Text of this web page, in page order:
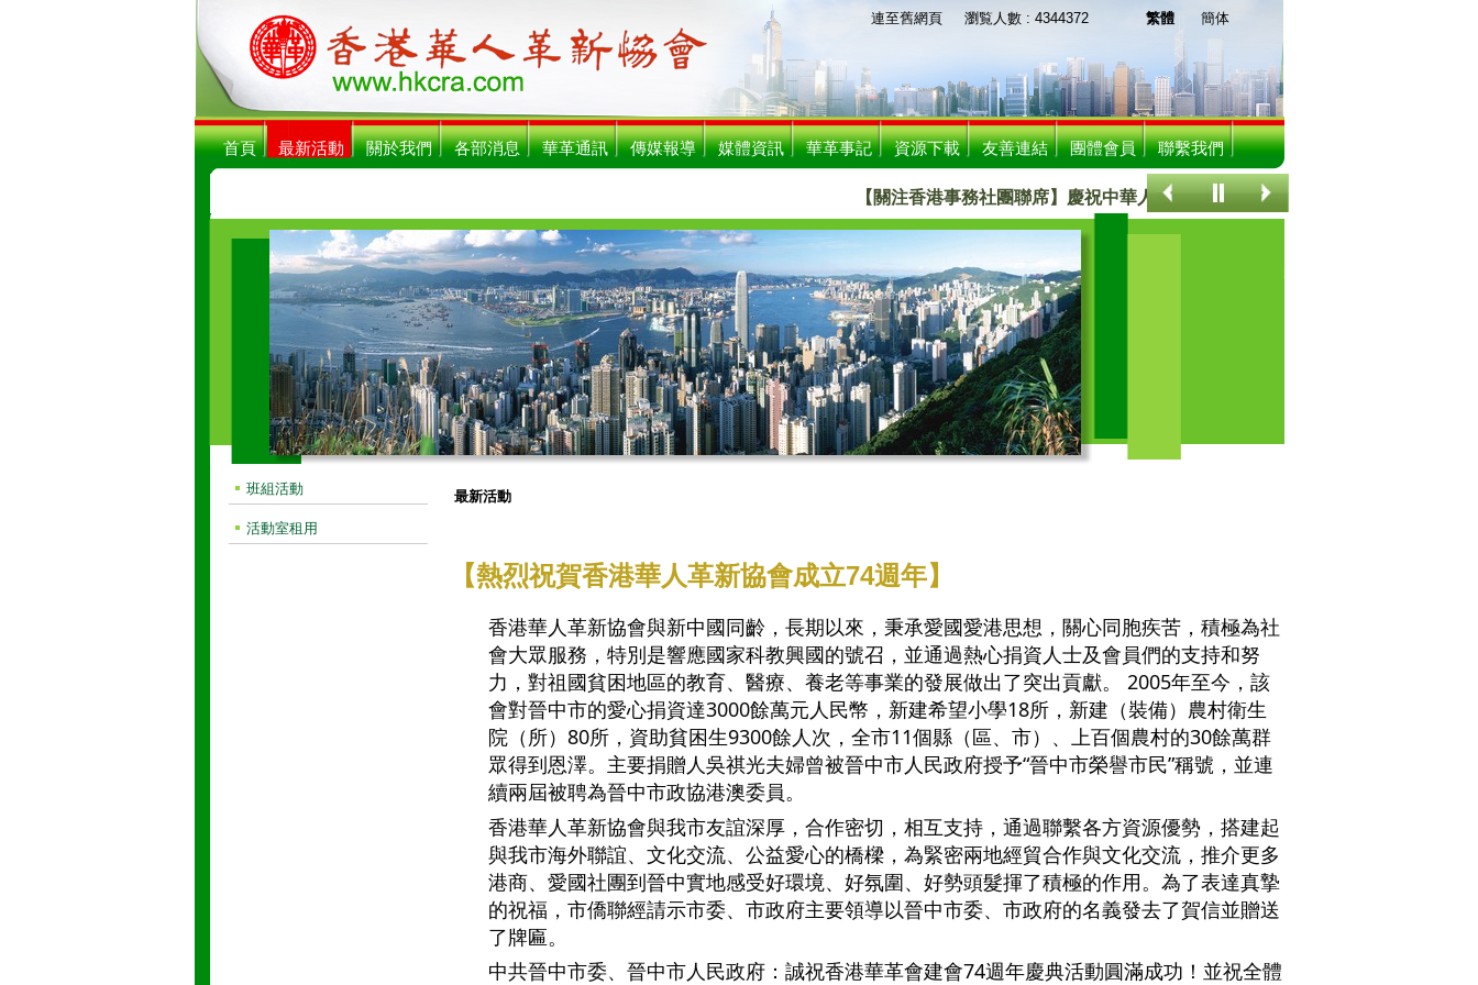
連至舊網頁瀏覧人數 : 4344372 繁體 簡体
首頁 最新活動 關於我們 各部消息 華革通訊 傳媒報導 媒體資訊 華革事記 資源下載 友善連結 團體會員 聯繫我們
【關注香港事務社團聯席】慶祝中華人民共和國成立75周年聯歡晚宴
班組活動
活動室租用
最新活動
【熱烈祝賀香港華人革新協會成立74週年】
香港華人革新協會與新中國同齡，長期以來，秉承愛國愛港思想，關心同胞疾苦，積極為社
會大眾服務，特別是響應國家科教興國的號召，並通過熱心捐資人士及會員們的支持和努
力，對祖國貧困地區的教育、醫療、養老等事業的發展做出了突出貢獻。 2005年至今，該
會對晉中市的愛心捐資達3000餘萬元人民幣，新建希望小學18所，新建（裝備）農村衛生
院（所）80所，資助貧困生9300餘人次，全市11個縣（區、市）、上百個農村的30餘萬群
眾得到恩澤。主要捐贈人吳祺光夫婦曾被晉中市人民政府授予“晉中市榮譽市民”稱號，並連
續兩屆被聘為晉中市政協港澳委員。
香港華人革新協會與我市友誼深厚，合作密切，相互支持，通過聯繫各方資源優勢，搭建起
與我市海外聯誼、文化交流、公益愛心的橋樑，為緊密兩地經貿合作與文化交流，推介更多
港商、愛國社團到晉中實地感受好環境、好氛圍、好勢頭髮揮了積極的作用。為了表達真摯
的祝福，市僑聯經請示市委、市政府主要領導以晉中市委、市政府的名義發去了賀信並贈送
了牌匾。
中共晉中市委、晉中市人民政府：誠祝香港華革會建會74週年慶典活動圓滿成功！並祝全體